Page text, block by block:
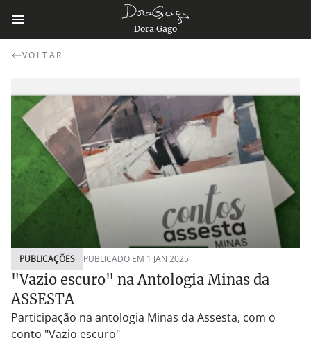
Dora Gago
VOLTAR
PUBLICAÇÕES PUBLICADO EM 1 JAN 2025
"Vazio escuro" na Antologia Minas da
ASSESTA
Participação na antologia Minas da Assesta, com o
conto "Vazio escuro"